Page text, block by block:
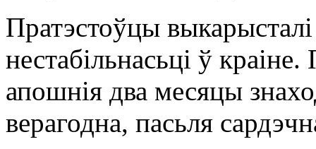
Пратэстоўцы
нестабільнасьці ў
апошнія два месяцы
верагодна, пасьля